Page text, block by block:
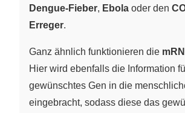
Dengue-Fieber, Ebola oder den
Erreger.
Ganz ähnlich funktionieren die
Hier wird ebenfalls die Information
gewünschtes Gen in die
eingebracht, sodass diese das